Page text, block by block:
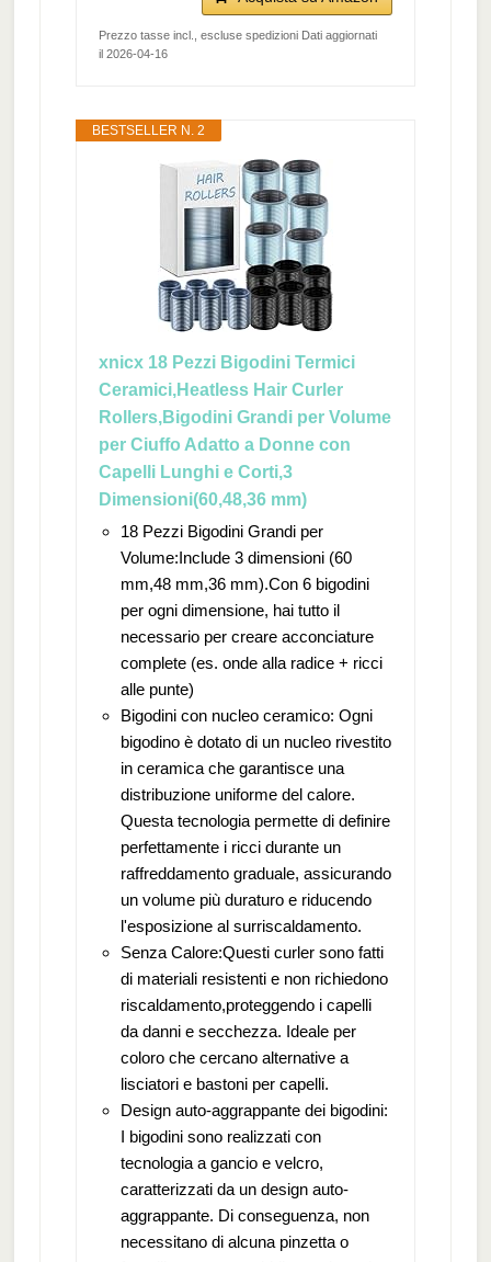
Prezzo tasse incl., escluse spedizioni Dati aggiornati
il 2026-04-16
BESTSELLER N. 2
xnicx 18 Pezzi Bigodini Termici
Ceramici,Heatless Hair Curler
Rollers,Bigodini Grandi per Volume
per Ciuffo Adatto a Donne con
Capelli Lunghi e Corti,3
Dimensioni(60,48,36 mm)
18 Pezzi Bigodini Grandi per
Volume:Include 3 dimensioni (60
mm,48 mm,36 mm).Con 6 bigodini
per ogni dimensione, hai tutto il
necessario per creare acconciature
complete (es. onde alla radice + ricci
alle punte)
Bigodini con nucleo ceramico: Ogni
bigodino è dotato di un nucleo rivestito
in ceramica che garantisce una
distribuzione uniforme del calore.
Questa tecnologia permette di definire
perfettamente i ricci durante un
raffreddamento graduale, assicurando
un volume più duraturo e riducendo
l'esposizione al surriscaldamento.
Senza Calore:Questi curler sono fatti
di materiali resistenti e non richiedono
riscaldamento,proteggendo i capelli
da danni e secchezza. Ideale per
coloro che cercano alternative a
lisciatori e bastoni per capelli.
Design auto-aggrappante dei bigodini:
I bigodini sono realizzati con
tecnologia a gancio e velcro,
caratterizzati da un design auto-
aggrappante. Di conseguenza, non
necessitano di alcuna pinzetta o